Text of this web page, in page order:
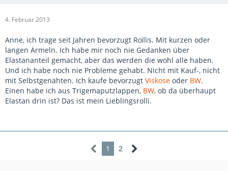
4. Februar 2013
Anne, ich trage seit Jahren bevorzugt Rollis. Mit kurzen oder
langen Ärmeln. Ich habe mir noch nie Gedanken über
Elastananteil gemacht, aber das werden die wohl alle haben.
Und ich habe noch nie Probleme gehabt. Nicht mit Kauf-, nicht
mit Selbstgenähten. Ich kaufe bevorzugt Viskose oder BW.
Einen habe ich aus Trigemaputzlappen, BW, ob da überhaupt
Elastan drin ist? Das ist mein Lieblingsrolli.
1 2